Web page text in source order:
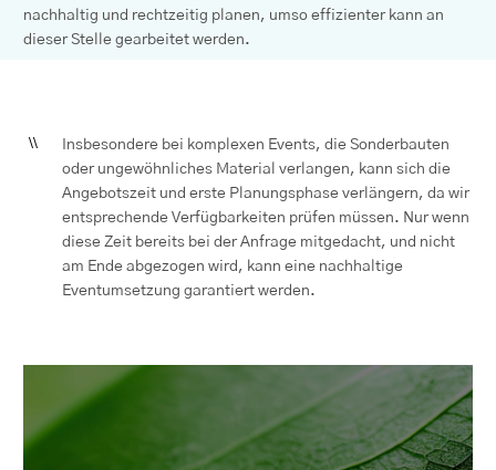
nachhaltig und rechtzeitig planen, umso effizienter kann an
dieser Stelle gearbeitet werden.
Insbesondere bei komplexen Events, die Sonderbauten
oder ungewöhnliches Material verlangen, kann sich die
Angebotszeit und erste Planungsphase verlängern, da wir
entsprechende Verfügbarkeiten prüfen müssen. Nur wenn
diese Zeit bereits bei der Anfrage mitgedacht, und nicht
am Ende abgezogen wird, kann eine nachhaltige
Eventumsetzung garantiert werden.